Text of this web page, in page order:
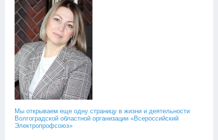
Мы открываем еще одну страницу в жизни и деятельности
Волгоградской областной организации «Всероссийский
Электропрофсоюз»